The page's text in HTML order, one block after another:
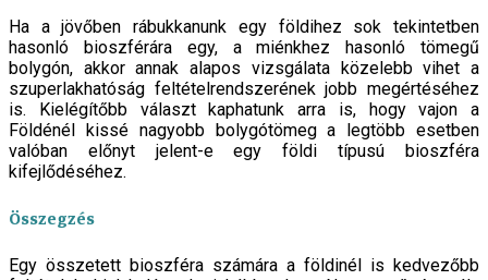
Ha a jövőben rábukkanunk egy földihez sok tekintetben
hasonló bioszférára egy, a miénkhez hasonló tömegű
bolygón, akkor annak alapos vizsgálata közelebb vihet a
szuperlakhatóság feltételrendszerének jobb megértéséhez
is. Kielégítőbb választ kaphatunk arra is, hogy vajon a
Földénél kissé nagyobb bolygótömeg a legtöbb esetben
valóban előnyt jelent-e egy földi típusú bioszféra
kifejlődéséhez.
Összegzés
Egy összetett bioszféra számára a földinél is kedvezőbb